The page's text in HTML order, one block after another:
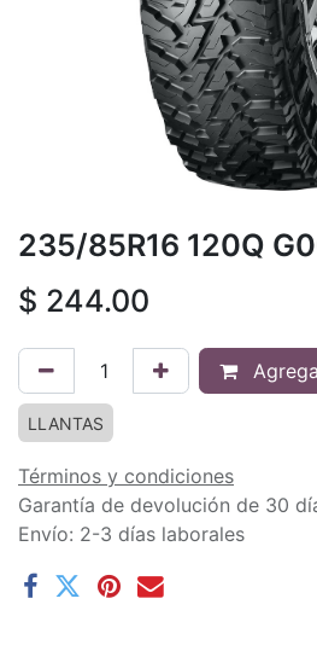
235/85R16 120Q
$ 244.00
LLANTAS
Términos y condiciones
Garantía de devolución de 30
Envío: 2-3 días laborales